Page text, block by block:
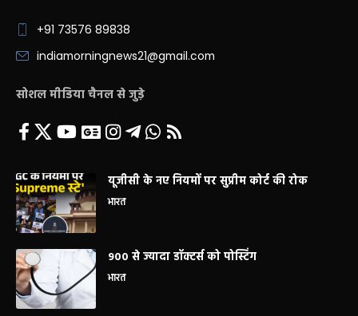
+91 73576 89838
indiamorningnews21@gmail.com
सोशल मीडिया चैनल से जुड़े
यूजीसी के नए नियमों पर सुप्रीम कोर्ट की रोक
भारत
900 से ज्यादा डॉक्टर्स को पोस्टिंग
भारत